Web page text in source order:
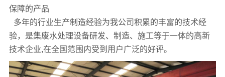
保障的产品
多年的行业生产制造经验为我公司积累的丰富的技术经
验，是集废水处理设备研发、制造、施工等于一体的高新
技术企业,在全国范围内受到用户广泛的好评。